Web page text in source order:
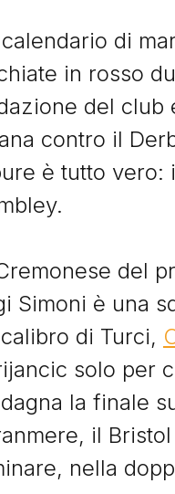
di
in rosso
del club
contro il
è tutto vero:
del
Simoni è una
di Turci,
solo per
la finale
il
nella
menu